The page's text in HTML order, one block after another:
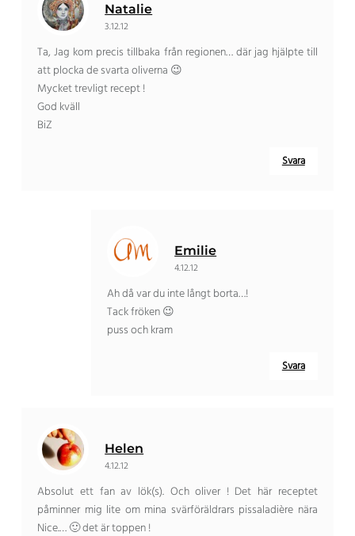
Natalie
3.12.12
Ta, Jag kom precis tillbaka från regionen… där jag hjälpte till
att plocka de svarta oliverna 😉
Mycket trevligt recept !
God kväll
BiZ
Svara
Emilie
4.12.12
Ah då var du inte långt borta…!
Tack fröken 😉
puss och kram
Svara
Helen
4.12.12
Absolut ett fan av lök(s). Och oliver ! Det här receptet
påminner mig lite om mina svärföräldrars pissaladière nära
Nice.… 🙂 det är toppen !